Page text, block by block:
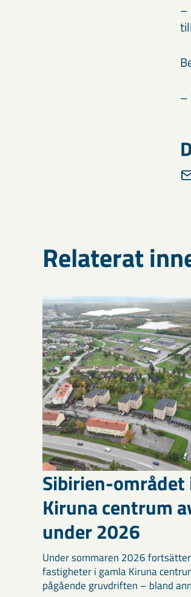
–
–
Relaterat
Sibirien-området
Kiruna centrum
under 2026
Under sommaren 2026
fastigheter i gamla Kiruna
pågående gruvdriften – bland